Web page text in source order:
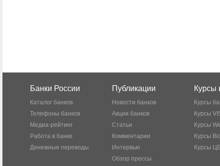
Банки России
Каталог банков
Телефоны банков
Медиа-рейтинг
Работа в банке
Денежные переводы
Публикации
Новости банков
Акции банков
Статьи
Комментарии
Интервью
Обзор прессы
Курсы
Курсы
Курсы
Курсы
Курсы
Курсы